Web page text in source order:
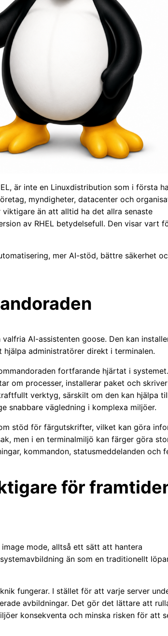
är inte en Linuxdistribution som i första
myndigheter, datacenter och
än att alltid ha det allra senaste
av RHEL betydelsefull. Den visar vart
mer AI-stöd, bättre säkerhet
AI-assistenten goose. Den kan
administratörer direkt i terminalen.
fortfarande hjärtat i
om processer, installerar paket och
verktyg, särskilt om den kan hjälpa
snabbare vägledning i komplexa miljöer.
stöd för färgutskrifter, vilket kan göra
men i en terminalmiljö kan färger göra
kommandon, statusmeddelanden och
för
image mode, alltså ett sätt att hantera
än som en traditionellt
fungerar. I stället för att varje server
avbildningar. Det gör det lättare att
konsekventa och minska risken för att